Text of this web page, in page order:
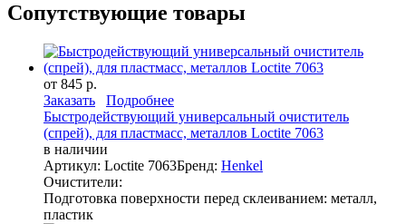
Сопутствующие товары
от 845 р.
Заказать
Подробнее
Быстродействующий универсальный очиститель
(спрей), для пластмасс, металлов Loctite 7063
в наличии
Артикул: Loctite 7063Бренд: Henkel
Очистители:
Подготовка поверхности перед склеиванием: металл,
пластик